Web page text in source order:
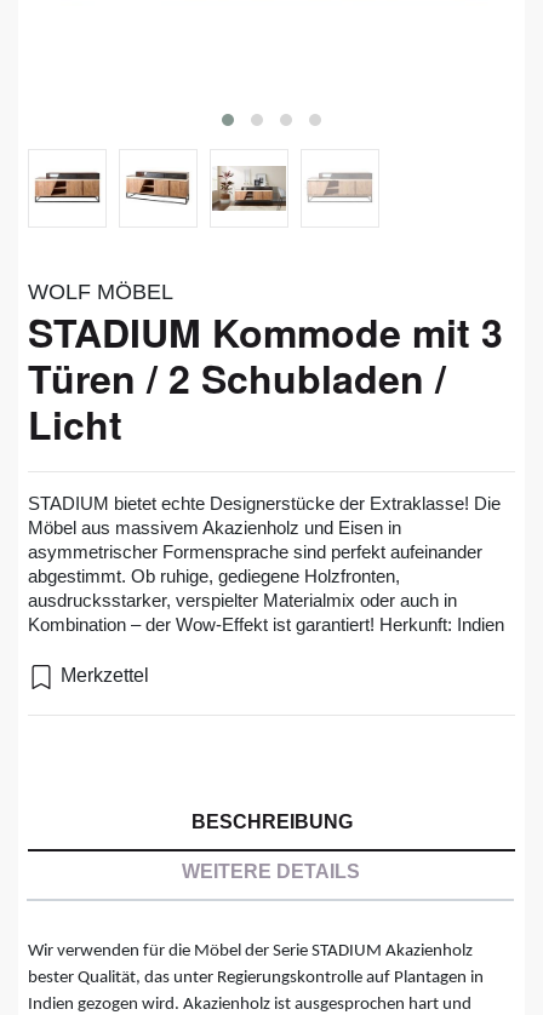
WOLF MÖBEL
STADIUM Kommode mit 3
Türen / 2 Schubladen /
Licht
STADIUM bietet echte Designerstücke der Extraklasse! Die
Möbel aus massivem Akazienholz und Eisen in
asymmetrischer Formensprache sind perfekt aufeinander
abgestimmt. Ob ruhige, gediegene Holzfronten,
ausdrucksstarker, verspielter Materialmix oder auch in
Kombination – der Wow-Effekt ist garantiert! Herkunft: Indien
Merkzettel
BESCHREIBUNG
WEITERE DETAILS
Wir verwenden für die Möbel der Serie STADIUM Akazienholz
bester Qualität, das unter Regierungskontrolle auf Plantagen in
Indien gezogen wird. Akazienholz ist ausgesprochen hart und